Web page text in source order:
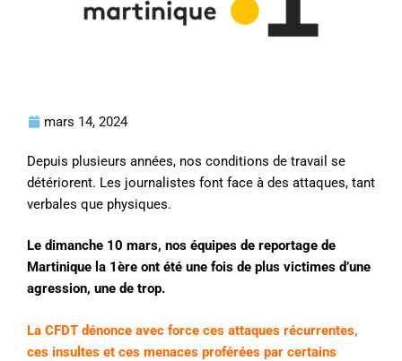
mars 14, 2024
Depuis plusieurs années, nos conditions de travail se
détériorent. Les journalistes font face à des attaques, tant
verbales que physiques.
Le dimanche 10 mars, nos équipes de reportage de
Martinique la 1ère ont été une fois de plus victimes d’une
agression, une de trop.
La CFDT dénonce avec force ces attaques récurrentes,
ces insultes et ces menaces proférées par certains